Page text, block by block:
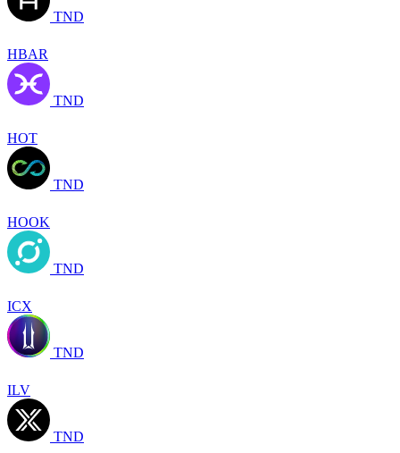
TND
HBAR
TND
HOT
TND
HOOK
TND
ICX
TND
ILV
TND